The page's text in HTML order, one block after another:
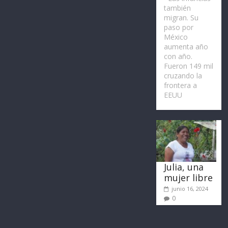
también
migran. Su
paso por
México
aumenta año
con año.
Fueron 149 mil
cruzando la
frontera a
EEUU
Julia, una
mujer libre
junio 16, 2024
0